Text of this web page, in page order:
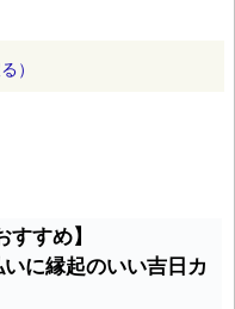
）
すすめ】
に縁起のいい吉日カ